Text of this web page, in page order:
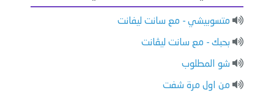
متسوبيشي - مع سانت ليفانت
بحبك - مع سانت ليڤانت
شو المطلوب
من اول مرة شفت